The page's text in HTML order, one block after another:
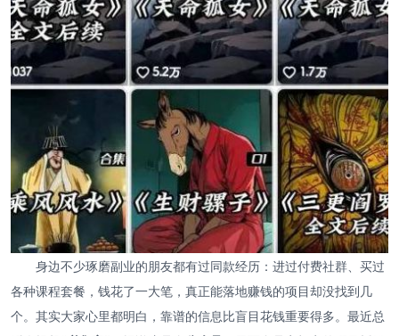
身边不少琢磨副业的朋友都有过同款经历：进过付费社群、买过
各种课程套餐，钱花了一大笔，真正能落地赚钱的项目却没找到几
个。其实大家心里都明白，靠谱的信息比盲目花钱重要得多。最近总